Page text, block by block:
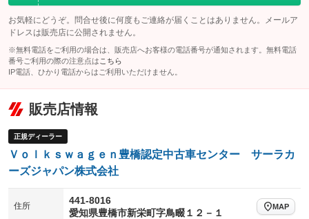
お気軽にどうぞ。問合せ後に何度もご連絡が届くことはありません。メールア
ドレスは販売店に公開されません。
※無料電話をご利用の場合は、販売店へお客様の電話番号が通知されます。無料電話
番号ご利用の際の注意点は こちら
IP電話、ひかり電話からはご利用いただけません。
販売店情報
正規ディーラー
Ｖｏｌｋｓｗａｇｅｎ豊橋認定中古車センター サーラカ
ーズジャパン株式会社
住所
441-8016
愛知県豊橋市新栄町字鳥畷１２－１
MAP